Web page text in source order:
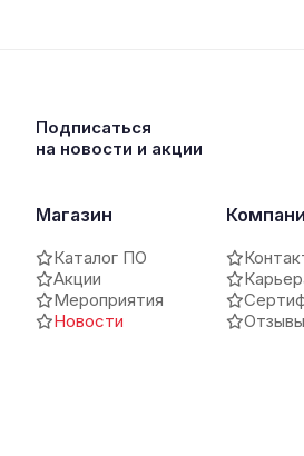
Подписаться
на новости и акции
Магазин
Каталог ПО
Акции
Мероприятия
Новости
Отзывы